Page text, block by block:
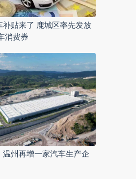
补贴来了 鹿城区率先发放
消费券
温州再增一家汽车生产企